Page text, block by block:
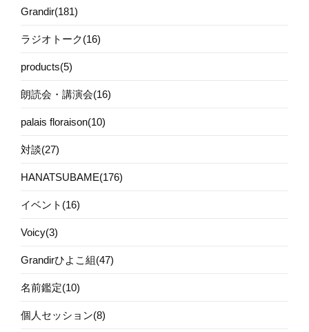
Grandir(181)
ラジオトーク(16)
products(5)
朗読会・講演会(16)
palais floraison(10)
対談(27)
HANATSUBAME(176)
イベント(16)
Voicy(3)
Grandirひよこ組(47)
名前鑑定(10)
個人セッション(8)